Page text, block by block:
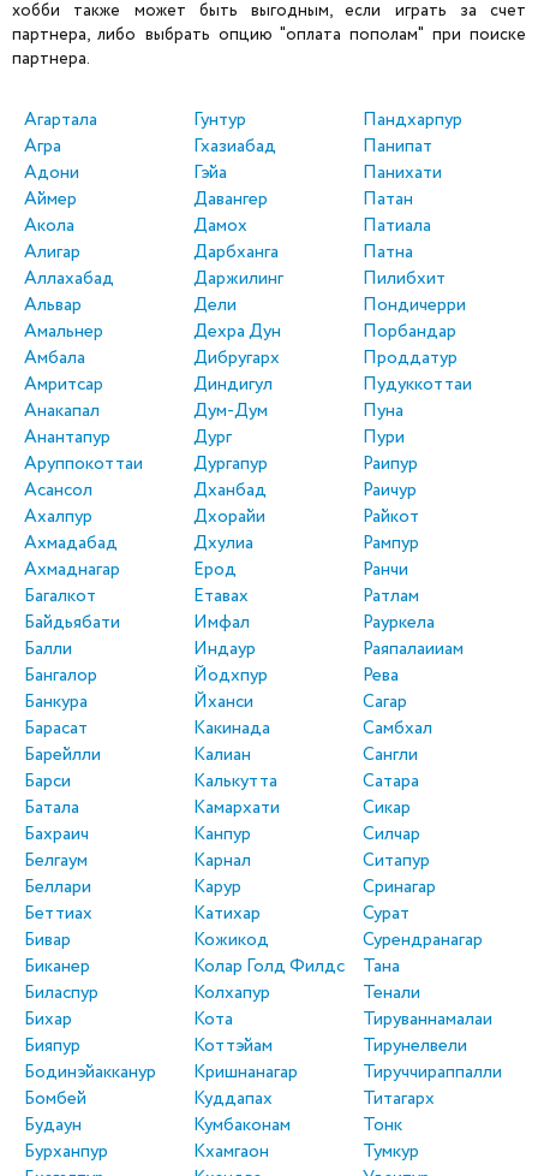
хобби также может быть выгодным, если играть за счет
партнера, либо выбрать опцию "оплата пополам" при поиске
партнера.
Агартала
Агра
Адони
Аймер
Акола
Алигар
Аллахабад
Альвар
Амальнер
Амбала
Амритсар
Анакапал
Анантапур
Аруппокоттаи
Асансол
Ахалпур
Ахмадабад
Ахмаднагар
Багалкот
Байдьябати
Балли
Бангалор
Банкура
Барасат
Барейлли
Барси
Батала
Бахраич
Белгаум
Беллари
Беттиах
Бивар
Биканер
Биласпур
Бихар
Бияпур
Бодинэйакканур
Бомбей
Будаун
Бурханпур
Гунтур
Гхазиабад
Гэйа
Давангер
Дамох
Дарбханга
Даржилинг
Дели
Дехра Дун
Дибругарх
Диндигул
Дум-Дум
Дург
Дургапур
Дханбад
Дхорайи
Дхулиа
Ерод
Етавах
Имфал
Индаур
Йодхпур
Йханси
Какинада
Калиан
Калькутта
Камархати
Канпур
Карнал
Карур
Катихар
Кожикод
Колар Голд Филдс
Колхапур
Кота
Коттэйам
Кришнанагар
Куддапах
Кумбаконам
Кхамгаон
Пандхарпур
Панипат
Панихати
Патан
Патиала
Патна
Пилибхит
Пондичерри
Порбандар
Проддатур
Пудуккоттаи
Пуна
Пури
Раипур
Раичур
Райкот
Рампур
Ранчи
Ратлам
Рауркела
Раяпалаииам
Рева
Сагар
Самбхал
Сангли
Сатара
Сикар
Силчар
Ситапур
Сринагар
Сурат
Сурендранагар
Тана
Тенали
Тируваннамалаи
Тирунелвели
Тируччираппалли
Титагарх
Тонк
Тумкур